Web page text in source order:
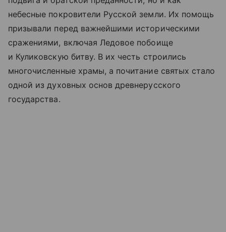
небесные покровители Русской земли. Их помощь
призывали перед важнейшими историческими
сражениями, включая Ледовое побоище
и Куликовскую битву. В их честь строились
многочисленные храмы, а почитание святых стало
одной из духовных основ древнерусского
государства.